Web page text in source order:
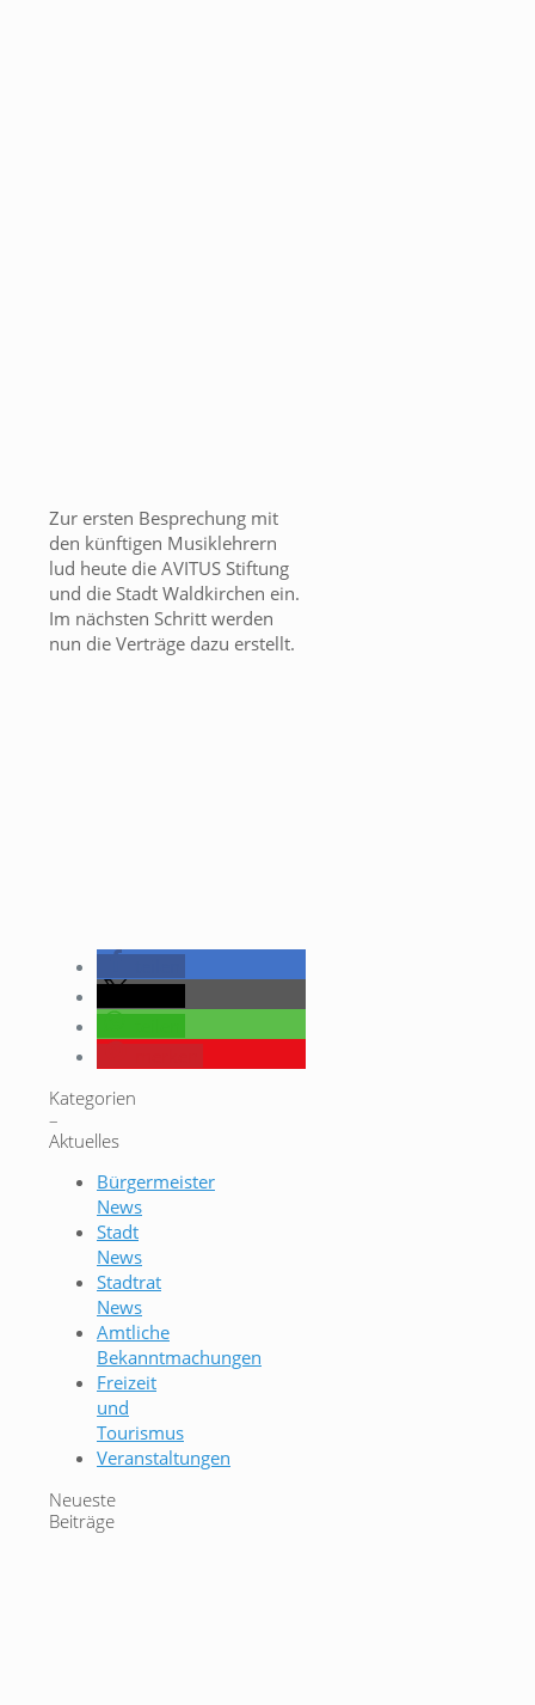
Zur ersten Besprechung mit
den künftigen Musiklehrern
lud heute die AVITUS Stiftung
und die Stadt Waldkirchen ein.
Im nächsten Schritt werden
nun die Verträge dazu erstellt.
Kategorien
–
Aktuelles
Bürgermeister
News
Stadt
News
Stadtrat
News
Amtliche
Bekanntmachungen
Freizeit
und
Tourismus
Veranstaltungen
Neueste
Beiträge